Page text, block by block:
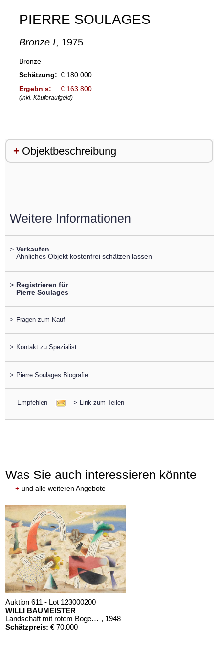
PIERRE SOULAGES
Bronze I, 1975.
Bronze
Schätzung: € 180.000
Ergebnis:
€ 163.800
(inkl. Käuferaufgeld)
Objektbeschreibung
Weitere Informationen
> Verkaufen
Ähnliches Objekt kostenfrei schätzen lassen!
> Registrieren für
Pierre Soulages
> Fragen zum Kauf
> Kontakt zu Spezialist
> Pierre Soulages Biografie
Empfehlen > Link zum Teilen
Was Sie auch interessieren könnte
+ und alle weiteren Angebote
Auktion 611 - Lot 123000200
WILLI BAUMEISTER
Landschaft mit rotem Bogen (Sommerfest) , 1948
Schätzpreis: € 70.000